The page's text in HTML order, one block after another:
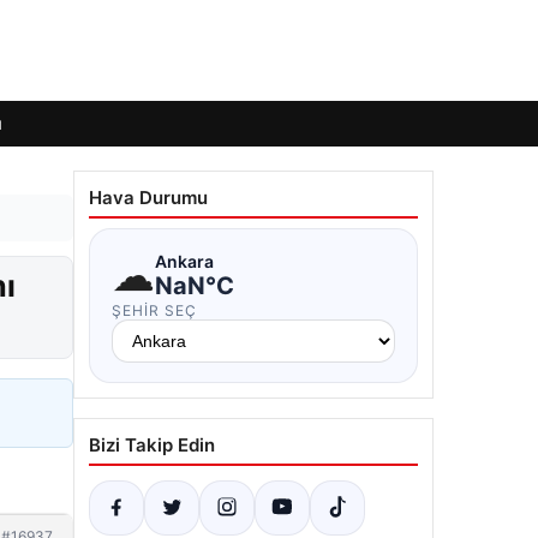
Hava Durumu
☁Ankara
NaN°C
ŞEHIR SEÇ
Bizi Takip Edin